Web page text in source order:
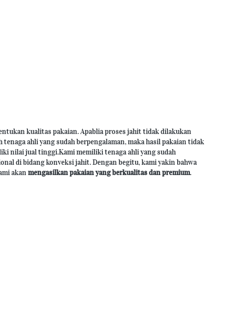
kualitas pakaian. Apablia proses jahit tidak dilakukan
tenaga ahli yang sudah berpengalaman, maka hasil pakaian tidak
nilai jual tinggi.Kami memiliki tenaga ahli yang sudah
di bidang konveksi jahit. Dengan begitu, kami yakin bahwa
akan mengasilkan pakaian yang berkualitas dan premium.